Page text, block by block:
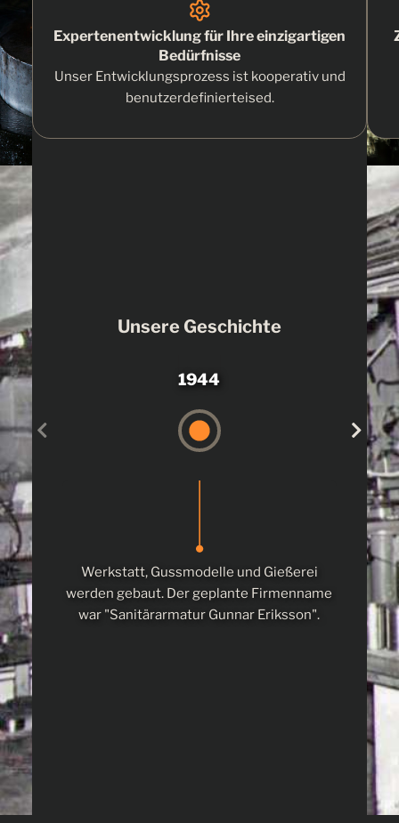
Expertenentwicklung für Ihre einzigartigen
Bedürfnisse
Unser Entwicklungsprozess ist kooperativ und
benutzerdefinierteised.
Unsere Geschichte
1944
Werkstatt, Gussmodelle und Gießerei
werden gebaut. Der geplante Firmenname
war "Sanitärarmatur Gunnar Eriksson".
Sven
nun